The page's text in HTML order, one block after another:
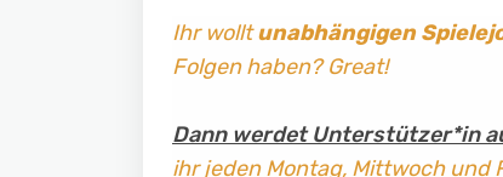
Ihr wolltunabhängigen
Folgen haben? Great!
Dann werdet Unterstützer*in
ihr jeden Montag, Mittwoch und